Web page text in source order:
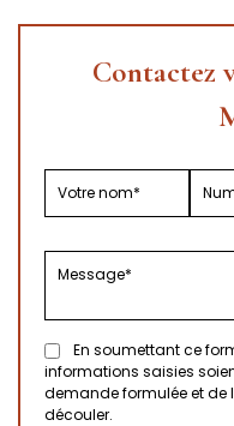
Contactez
En soumettant ce
informations saisies
demande formulée et de
découler.